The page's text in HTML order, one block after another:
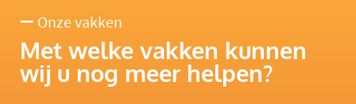
Onze vakken
Met welke vakken kunnen
wij u nog meer helpen?